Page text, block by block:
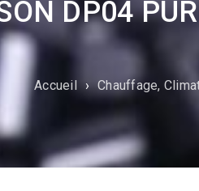
DP04
Accueil › Chauffage,